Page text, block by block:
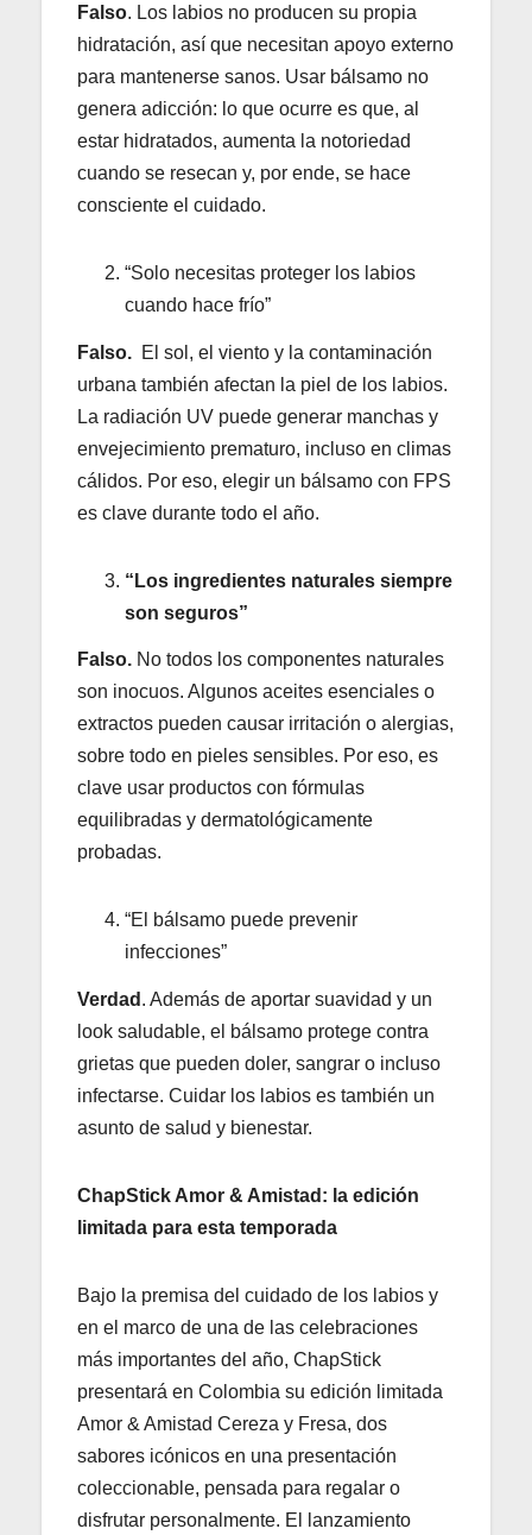
Falso. Los labios no producen su propia
hidratación, así que necesitan apoyo externo
para mantenerse sanos. Usar bálsamo no
genera adicción: lo que ocurre es que, al
estar hidratados, aumenta la notoriedad
cuando se resecan y, por ende, se hace
consciente el cuidado.
“Solo necesitas proteger los labios
cuando hace frío”
Falso. El sol, el viento y la contaminación
urbana también afectan la piel de los labios.
La radiación UV puede generar manchas y
envejecimiento prematuro, incluso en climas
cálidos. Por eso, elegir un bálsamo con FPS
es clave durante todo el año.
“Los ingredientes naturales siempre
son seguros”
Falso. No todos los componentes naturales
son inocuos. Algunos aceites esenciales o
extractos pueden causar irritación o alergias,
sobre todo en pieles sensibles. Por eso, es
clave usar productos con fórmulas
equilibradas y dermatológicamente
probadas.
“El bálsamo puede prevenir
infecciones”
Verdad . Además de aportar suavidad y un
look saludable, el bálsamo protege contra
grietas que pueden doler, sangrar o incluso
infectarse. Cuidar los labios es también un
asunto de salud y bienestar.
ChapStick Amor & Amistad: la edición
limitada para esta temporada
Bajo la premisa del cuidado de los labios y
en el marco de una de las celebraciones
más importantes del año, ChapStick
presentará en Colombia su edición limitada
Amor & Amistad Cereza y Fresa, dos
sabores icónicos en una presentación
coleccionable, pensada para regalar o
disfrutar personalmente. El lanzamiento